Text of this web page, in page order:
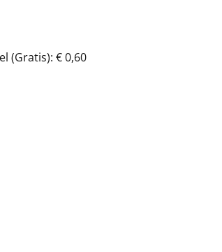
(Gratis): € 0,60